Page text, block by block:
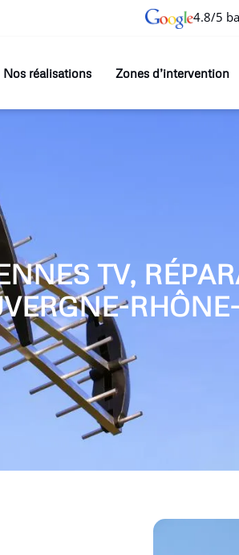
4.8/5
Nos réalisations Zones d’intervention
TV,